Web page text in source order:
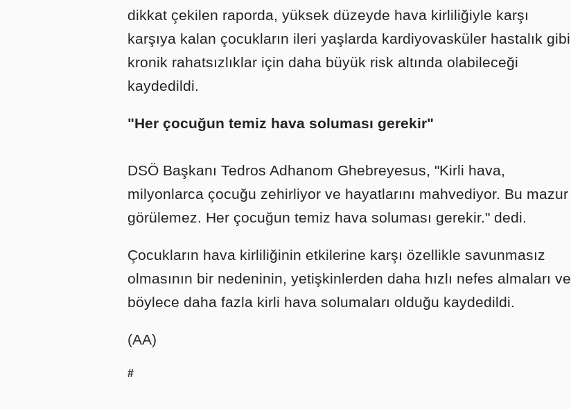
dikkat çekilen raporda, yüksek düzeyde hava kirliliğiyle karşı
karşıya kalan çocukların ileri yaşlarda kardiyovasküler hastalık gibi
kronik rahatsızlıklar için daha büyük risk altında olabileceği
kaydedildi.
"Her çocuğun temiz hava soluması gerekir"
DSÖ Başkanı Tedros Adhanom Ghebreyesus, "Kirli hava,
milyonlarca çocuğu zehirliyor ve hayatlarını mahvediyor. Bu mazur
görülemez. Her çocuğun temiz hava soluması gerekir." dedi.
Çocukların hava kirliliğinin etkilerine karşı özellikle savunmasız
olmasının bir nedeninin, yetişkinlerden daha hızlı nefes almaları ve
böylece daha fazla kirli hava solumaları olduğu kaydedildi.
(AA)
#